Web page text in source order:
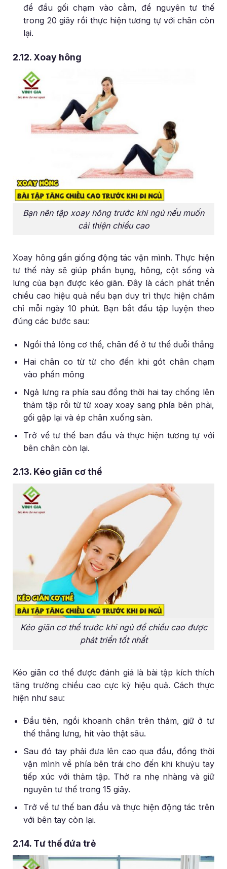
để đầu gối chạm vào cằm, để nguyên tư thế
trong 20 giây rồi thực hiện tương tự với chân còn
lại.
2.12. Xoay hông
Bạn nên tập xoay hông trước khi ngủ nếu muốn
cải thiện chiều cao
Xoay hông gần giống động tác vặn mình. Thực hiện
tư thế này sẽ giúp phần bụng, hông, cột sống và
lưng của bạn được kéo giãn. Đây là cách phát triển
chiều cao hiệu quả nếu bạn duy trì thực hiện chăm
chỉ mỗi ngày 10 phút. Bạn bắt đầu tập luyện theo
đúng các bước sau:
Ngồi thả lỏng cơ thể, chân để ở tư thế duỗi thẳng
Hai chân co từ từ cho đến khi gót chân chạm
vào phần mông
Ngả lưng ra phía sau đồng thời hai tay chống lên
thảm tập rồi từ từ xoay xoay sang phía bên phải,
gối gập lại và ép chân xuống sàn.
Trở về tư thế ban đầu và thực hiện tương tự với
bên chân còn lại.
2.13. Kéo giãn cơ thể
Kéo giãn cơ thể trước khi ngủ để chiều cao được
phát triển tốt nhất
Kéo giãn cơ thể được đánh giá là bài tập kích thích
tăng trưởng chiều cao cực kỳ hiệu quả. Cách thực
hiện như sau:
Đầu tiên, ngồi khoanh chân trên thảm, giữ ở tư
thế thẳng lưng, hít vào thật sâu.
Sau đó tay phải đưa lên cao qua đầu, đồng thời
vặn mình về phía bên trái cho đến khi khuỷu tay
tiếp xúc với thảm tập. Thở ra nhẹ nhàng và giữ
nguyên tư thế trong 15 giây.
Trở về tư thế ban đầu và thực hiện động tác trên
với bên tay còn lại.
2.14. Tư thế đứa trẻ